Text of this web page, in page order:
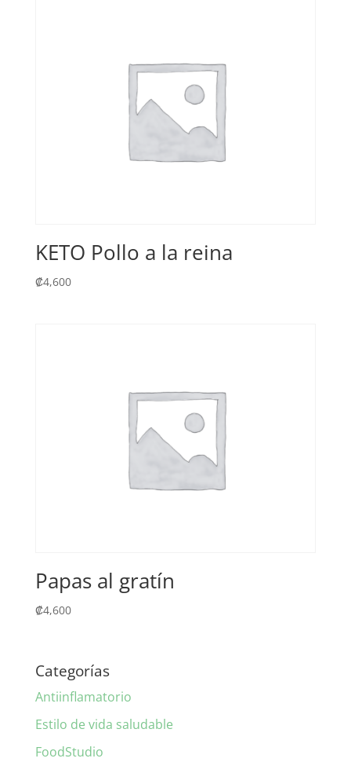
KETO Pollo a la reina
₡4,600
Papas al gratín
₡4,600
Categorías
Antiinflamatorio
Estilo de vida saludable
FoodStudio